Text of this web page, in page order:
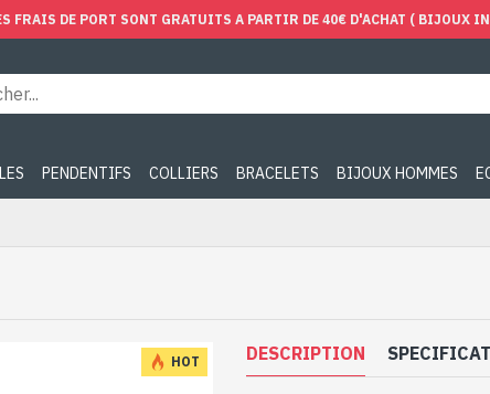
FRAIS DE PORT SONT GRATUITS A PARTIR DE 40€ D'ACHAT ( BIJOUX
PENDENTIFS COLLIERS BRACELETS BIJOUX HOMMES
HOT DESCRIPTION